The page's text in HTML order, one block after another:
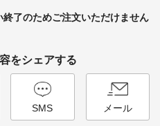
終了のためご注文いただけません
をシェアする
SMS メール